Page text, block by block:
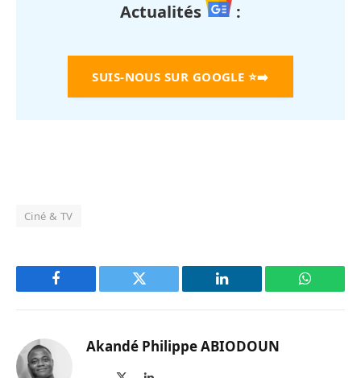
Actualités
:
SUIS-NOUS SUR GOOGLE ⭐➡️
Ciné & TV
Facebook Twitter LinkedIn
Akandé Philippe ABIODOUN